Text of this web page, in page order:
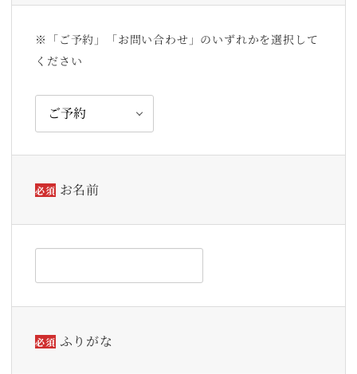
※「ご予約」「お問い合わせ」のいずれかを選択して
ください
必須お名前
必須ふりがな